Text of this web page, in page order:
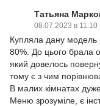
Татьяна
08.07.2023 в 11:10
Купляла дану модель
80%. До цього брала
який довелось
тому є з чим
В малих кімнатах
Меню зрозуміле, є